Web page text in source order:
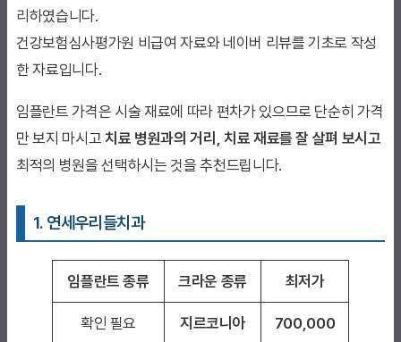
리하였습니다.
건강보험심사평가원 비급여 자료와 네이버 리뷰를 기초로 작성
한 자료입니다.
임플란트 가격은 시술 재료에 따라 편차가 있으므로 단순히 가격
만 보지 마시고 치료 병원과의 거리, 치료 재료를 잘 살펴 보시고
최적의 병원을 선택하시는 것을 추천드립니다.
1. 연세우리들치과
임플란트 종류 크라운 종류 최저가
확인 필요 지르코니아 700,000